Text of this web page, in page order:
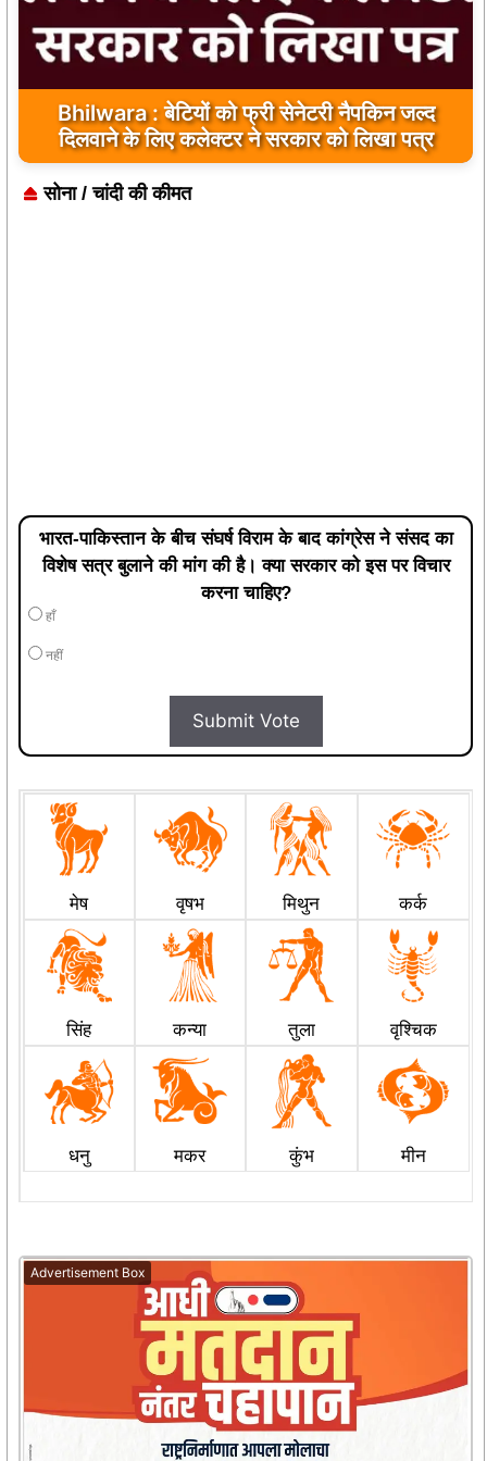
Bhilwara : बेटियों को फ्री सेनेटरी नैपकिन जल्द
दिलवाने के लिए कलेक्टर ने सरकार को लिखा पत्र
Bhilwara : सभी निर्माण कार्य गुणवत्तापूर्ण हो, क्वालिटी से
कोई समझौता नहीं किया जाए: संजय माथुर
सोना / चांदी की कीमत
भारत-पाकिस्तान के बीच संघर्ष विराम के बाद कांग्रेस ने संसद का
विशेष सत्र बुलाने की मांग की है। क्या सरकार को इस पर विचार
करना चाहिए?
हाँ
नहीं
Submit Vote
मेष वृषभ मिथुन कर्क
सिंह कन्या तुला वृश्चिक
धनु मकर कुंभ मीन
Advertisement Box